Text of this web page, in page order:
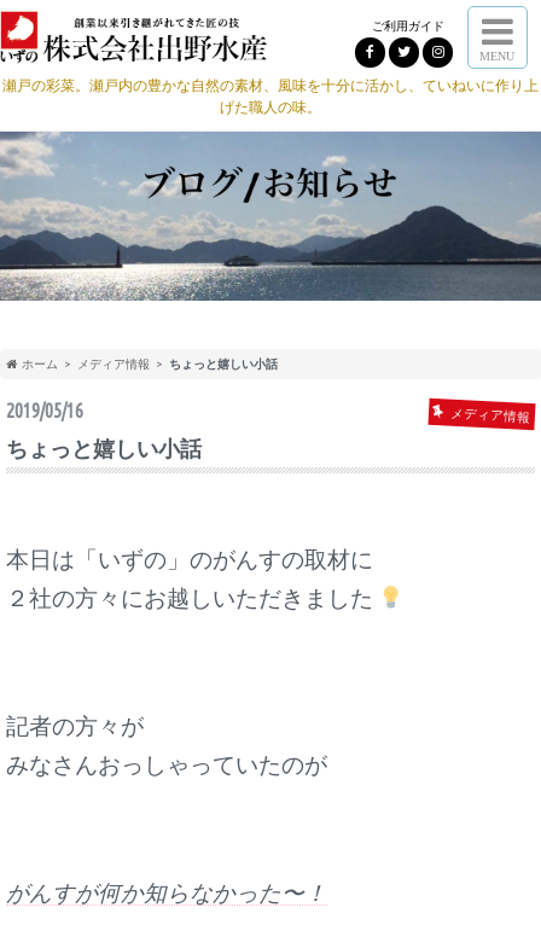
ご利用ガイド
MENU
瀬戸の彩菜。瀬戸内の豊かな自然の素材、風味を十分に活かし、ていねいに作り上
げた職人の味。
ホーム メディア情報 ちょっと嬉しい小話
2019/05/16 メディア情報
ちょっと嬉しい小話
本日は「いずの」のがんすの取材に
２社の方々にお越しいただきました
記者の方々が
みなさんおっしゃっていたのが
がんすが何か知らなかった〜！